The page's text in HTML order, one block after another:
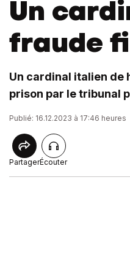
Un
fraude
Un cardinal italien de
prison par le tribunal
Publié: 16.12.2023 à 17:46 heures
PartagerÉcouter